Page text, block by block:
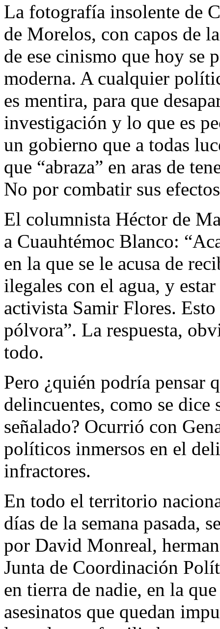
La fotografía insolente de
de Morelos, con capos de
de ese cinismo que hoy se
moderna. A cualquier
es mentira, para que
investigación y lo que es
un gobierno que a todas
que “abraza” en aras de
No por combatir sus
El columnista Héctor de
a Cuauhtémoc Blanco:
en la que se le acusa de
ilegales con el agua, y
activista Samir Flores.
pólvora”. La respuesta,
todo.
Pero ¿quién podría pensar
delincuentes, como se dice
señalado? Ocurrió con
políticos inmersos en el
infractores.
En todo el territorio
días de la semana pasada,
por David Monreal,
Junta de Coordinación
en tierra de nadie, en la
asesinatos que quedan